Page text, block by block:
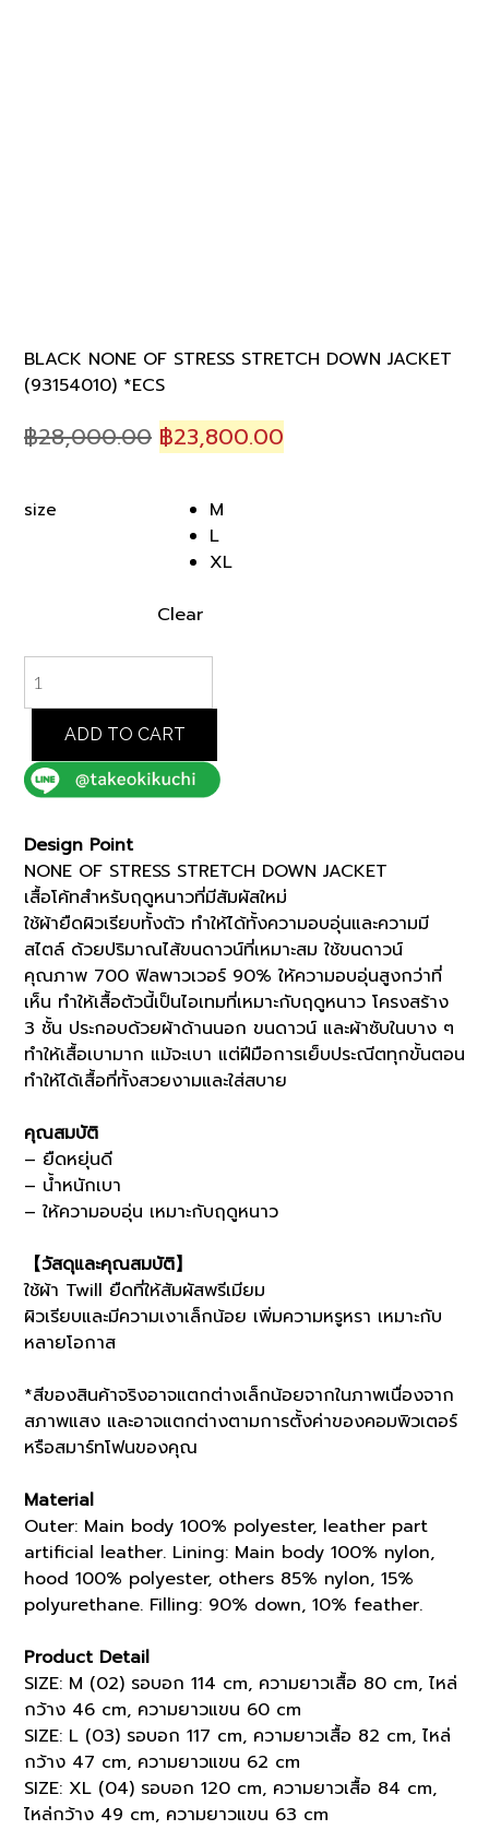
BLACK NONE OF STRESS STRETCH DOWN JACKET
(93154010) *ECS
฿28,000.00 Original
was:
฿28,000.00.
฿23,800.00
size
M
L
XL
Clear
NONE
OF
STRESS
STRETCH
DOWN
JACKET
*ECS
quantity
ADD TO CART
Design Point
NONE OF STRESS STRETCH DOWN JACKET
เสื้อโค้ทสำหรับฤดูหนาวที่มีสัมผัสใหม่
ใช้ผ้ายืดผิวเรียบทั้งตัว ทำให้ได้ทั้งความอบอุ่นและความมี
สไตล์ ด้วยปริมาณไส้ขนดาวน์ที่เหมาะสม ใช้ขนดาวน์
คุณภาพ 700 ฟิลพาวเวอร์ 90% ให้ความอบอุ่นสูงกว่าที่
เห็น ทำให้เสื้อตัวนี้เป็นไอเทมที่เหมาะกับฤดูหนาว โครงสร้าง
3 ชั้น ประกอบด้วยผ้าด้านนอก ขนดาวน์ และผ้าซับในบาง ๆ
ทำให้เสื้อเบามาก แม้จะเบา แต่ฝีมือการเย็บประณีตทุกขั้นตอน
ทำให้ได้เสื้อที่ทั้งสวยงามและใส่สบาย
คุณสมบัติ
– ยืดหยุ่นดี
– น้ำหนักเบา
– ให้ความอบอุ่น เหมาะกับฤดูหนาว
【วัสดุและคุณสมบัติ】
ใช้ผ้า Twill ยืดที่ให้สัมผัสพรีเมียม
ผิวเรียบและมีความเงาเล็กน้อย เพิ่มความหรูหรา เหมาะกับ
หลายโอกาส
*สีของสินค้าจริงอาจแตกต่างเล็กน้อยจากในภาพเนื่องจาก
สภาพแสง และอาจแตกต่างตามการตั้งค่าของคอมพิวเตอร์
หรือสมาร์ทโฟนของคุณ
Material
Outer: Main body 100% polyester, leather part
artificial leather. Lining: Main body 100% nylon,
hood 100% polyester, others 85% nylon, 15%
polyurethane. Filling: 90% down, 10% feather.
Product Detail
SIZE: M (02) รอบอก 114 cm, ความยาวเสื้อ 80 cm, ไหล่
กว้าง 46 cm, ความยาวแขน 60 cm
SIZE: L (03) รอบอก 117 cm, ความยาวเสื้อ 82 cm, ไหล่
กว้าง 47 cm, ความยาวแขน 62 cm
SIZE: XL (04) รอบอก 120 cm, ความยาวเสื้อ 84 cm,
ไหล่กว้าง 49 cm, ความยาวแขน 63 cm